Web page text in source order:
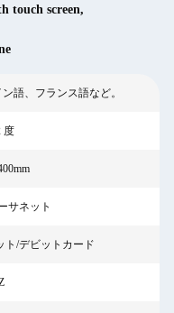
touch screen,
語、フランス語など。
度
サネット
ト/デビットカード